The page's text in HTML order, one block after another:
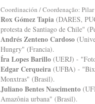
Coordinación / Coordenação:
Rox Gómez Tapia (DARES,
protesta de Santiago de Chile"
Andrés Zenteno Cardoso
Hungry" (Francia).
Íra Lopes Barillo (UERJ) -
Edgar Cerqueira (UFBA) -
Monxtras" (Brasil).
Juliano Bentes Nascimento
Amazônia urbana" (Brasil).